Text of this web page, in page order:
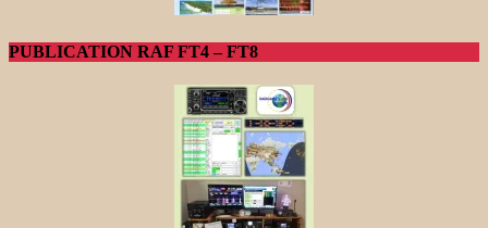
PUBLICATION RAF FT4 – FT8